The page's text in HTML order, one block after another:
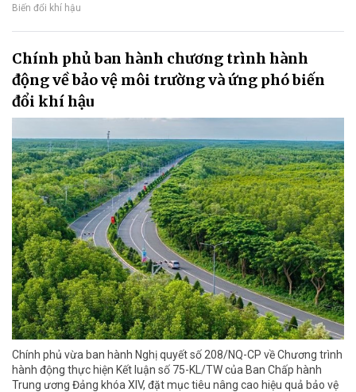
Biến đổi khí hậu
Chính phủ ban hành chương trình hành
động về bảo vệ môi trường và ứng phó biến
đổi khí hậu
Chính phủ vừa ban hành Nghị quyết số 208/NQ-CP về Chương trình
hành động thực hiện Kết luận số 75-KL/TW của Ban Chấp hành
Trung ương Đảng khóa XIV, đặt mục tiêu nâng cao hiệu quả bảo vệ